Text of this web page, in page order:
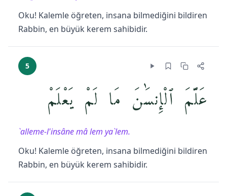
Oku! Kalemle öğreten, insana bilmediğini bildiren
Rabbin, en büyük kerem sahibidir.
5
عَلَّمَ ٱلْإِنسَٰنَ مَا لَمْ يَعْلَمْ
`alleme-l'insâne mâ lem ya`lem.
Oku! Kalemle öğreten, insana bilmediğini bildiren
Rabbin, en büyük kerem sahibidir.